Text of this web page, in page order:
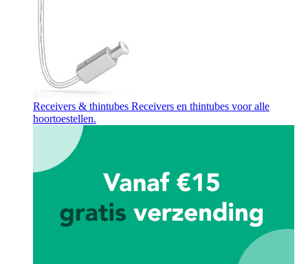
Receivers & thintubes Receivers en thintubes voor alle
hoortoestellen.